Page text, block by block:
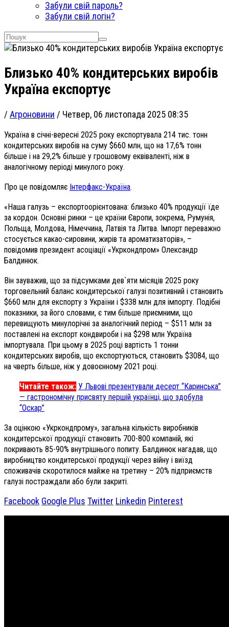
Забули свій пароль?
Забули свій логін?
Близько 40% кондитерських виробів
Україна експортує
/ Агроновини / Четвер, 06 листопада 2025 08:35
Україна в січні-вересні 2025 року експортувала 214 тис. тонн
кондитерських виробів на суму $660 млн, що на 17,6% тонн
більше і на 29,2% більше у грошовому еквіваленті, ніж в
аналогічному періоді минулого року.
Про це повідомляє Інтерфакс-Україна.
«Наша галузь – експортоорієнтована: близько 40% продукції їде
за кордон. Основні ринки – це країни Європи, зокрема, Румунія,
Польща, Молдова, Німеччина, Латвія та Литва. Імпорт переважно
стосується какао-сировини, жирів та ароматизаторів», –
повідомив президент асоціації «Укркондпром» Олександр
Балдинюк.
Він зауважив, що за підсумками дев`яти місяців 2025 року
торговельний баланс кондитерської галузі позитивний і становить
$660 млн для експорту з України і $338 млн для імпорту. Подібні
показники, за його словами, є тим більше приємними, що
перевищують минулорічні за аналогічний період – $511 млн за
поставлені на експорт кондвироби і на $298 млн Україна
імпортувала. При цьому в 2025 році вартість 1 тонни
кондитерських виробів, що експортуються, становить $3084, що
на чверть більше, ніж у довоєнному 2021 році.
Читайте також: У Львові презентували десерт “Каринська”
— гастрономічну присвяту першій українці, що здобула
“Оскар”
За оцінкою «Укркондпрому», загальна кількість виробників
кондитерської продукції становить 700-800 компаній, які
покривають 85-90% внутрішнього попиту. Балдинюк нагадав, що
виробництво кондитерської продукції через війну і виїзд
споживачів скоротилося майже на третину – 20% підприємств
галузі постраждали або були закриті.
Facebook Google Plus Twitter Linkedin Pinterest